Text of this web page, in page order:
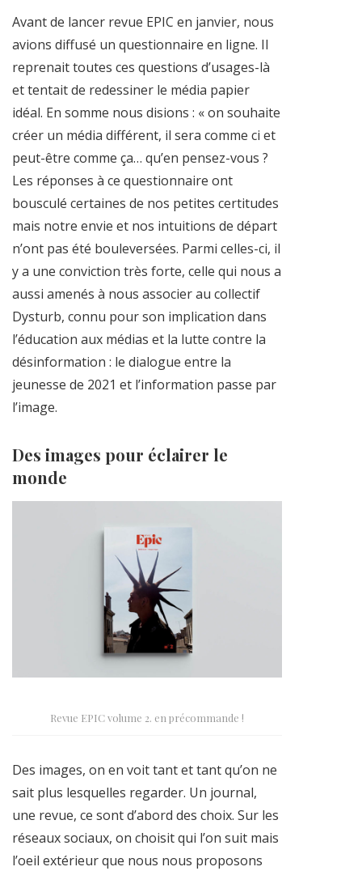
Avant de lancer revue EPIC en janvier, nous
avions diffusé un questionnaire en ligne. Il
reprenait toutes ces questions d’usages-là
et tentait de redessiner le média papier
idéal. En somme nous disions : « on souhaite
créer un média différent, il sera comme ci et
peut-être comme ça… qu’en pensez-vous ?
Les réponses à ce questionnaire ont
bousculé certaines de nos petites certitudes
mais notre envie et nos intuitions de départ
n’ont pas été bouleversées. Parmi celles-ci, il
y a une conviction très forte, celle qui nous a
aussi amenés à nous associer au collectif
Dysturb, connu pour son implication dans
l’éducation aux médias et la lutte contre la
désinformation : le dialogue entre la
jeunesse de 2021 et l’information passe par
l’image.
Des images pour éclairer le
monde
Revue EPIC volume 2. en précommande !
Des images, on en voit tant et tant qu’on ne
sait plus lesquelles regarder. Un journal,
une revue, ce sont d’abord des choix. Sur les
réseaux sociaux, on choisit qui l’on suit mais
l’oeil extérieur que nous nous proposons